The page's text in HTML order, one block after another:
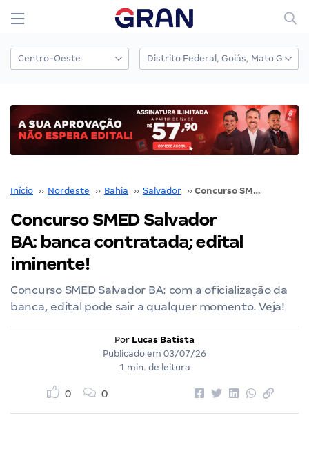
Início ›› Nordeste ›› Bahia ›› Salvador ›› Concurso SMED Salvador BA: banca contratada; edital iminente!
Concurso SMED Salvador
BA: banca contratada; edital
iminente!
Concurso SMED Salvador BA: com a oficialização da
banca, edital pode sair a qualquer momento. Veja!
Por Lucas Batista
Publicado em 03/07/26
1 min. de leitura
0 0